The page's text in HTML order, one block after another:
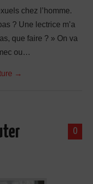
chez l’homme.
? Une lectrice m’a
que faire ? » On va
ou…
→
0